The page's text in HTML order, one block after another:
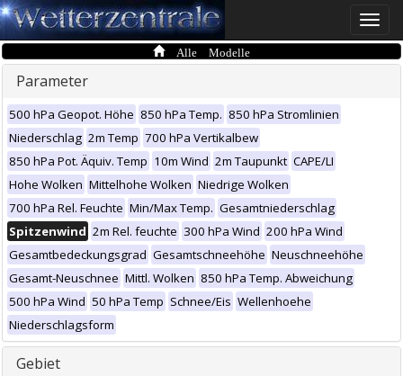
Toggle
Alle Modelle
Parameter
500 hPa Geopot. Höhe 850 hPa Temp. 850 hPa Stromlinien
Niederschlag 2m Temp 700 hPa Vertikalbew
850 hPa Pot. Äquiv. Temp 10m Wind 2m Taupunkt CAPE/LI
Hohe Wolken Mittelhohe Wolken Niedrige Wolken
700 hPa Rel. Feuchte Min/Max Temp. Gesamtniederschlag
Spitzenwind 2m Rel. feuchte 300 hPa Wind 200 hPa Wind
Gesamtbedeckungsgrad Gesamtschneehöhe Neuschneehöhe
Gesamt-Neuschnee Mittl. Wolken 850 hPa Temp. Abweichung
500 hPa Wind 50 hPa Temp Schnee/Eis Wellenhoehe
Niederschlagsform
Gebiet